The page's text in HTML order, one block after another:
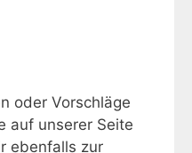
oder Vorschläge
auf unserer Seite
ebenfalls zur